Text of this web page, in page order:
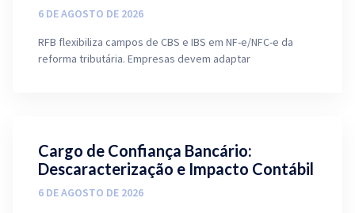
6 DE AGOSTO DE 2026
RFB flexibiliza campos de CBS e IBS em NF-e/NFC-e da
reforma tributária. Empresas devem adaptar
Cargo de Confiança Bancário:
Descaracterização e Impacto Contábil
6 DE AGOSTO DE 2026